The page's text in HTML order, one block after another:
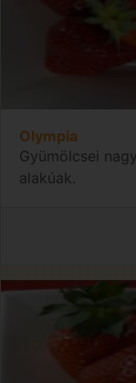
Olympia
Gyümölcsei
alakúak.